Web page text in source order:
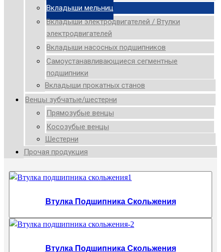
Вкладыши мельниц
Вкладыши электродвигателей / Втулки
электродвигателей
Вкладыши насосных подшипников
Самоустанавливающиеся сегментные
подшипники
Вкладыши прокатных станов
Венцы зубчатые/шестерни
Прямозубые венцы
Косозубые венцы
Шестерни
Прочая продукция
Втулка Подшипника Скольжения
Втулка Подшипника Скольжения